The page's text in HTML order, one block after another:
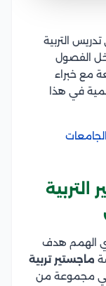
التربية
الفصول
مع خبراء
في هذا
الهمم هدف
ماجستير تربية
في مجموعة من